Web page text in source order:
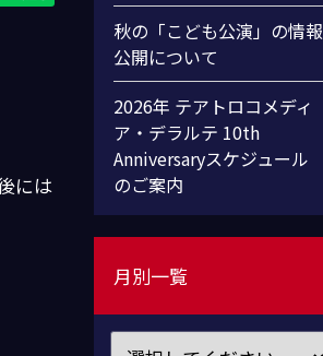
には
秋の「こども公演」の情報
公開について
2026年 テアトロコメディ
ア・デラルテ 10th
Anniversaryスケジュール
のご案内
月別一覧